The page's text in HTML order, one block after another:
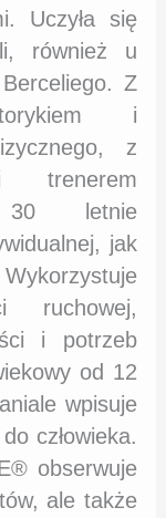
Uczyła się
również u
Z
i
z
trenerem
30 letnie
jak
ruchowej,
i potrzeb
od 12
wpisuje
człowieka.
obserwuje
ale także